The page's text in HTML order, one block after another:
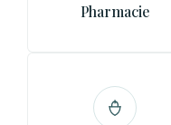
Pharmacie